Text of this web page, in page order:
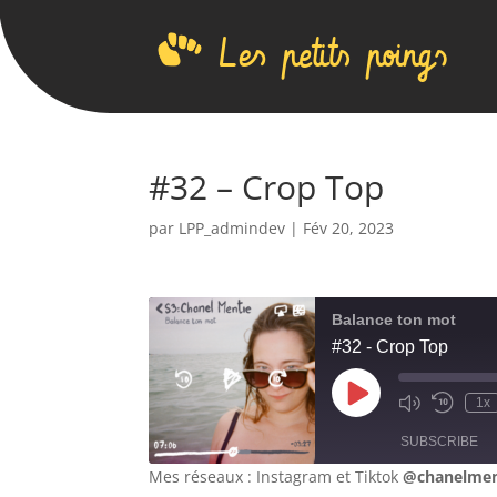
Les petits poings
#32 – Crop Top
par LPP_admindev | Fév 20, 2023
Balance ton mot
#32 - Crop Top
Play
Episode Mute/Unmute
Rewind
Seconds
1x
SUBSCRIBE
Mes réseaux : Instagram et Tiktok